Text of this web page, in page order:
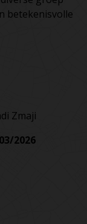
betekenisvolle
Zmaji
2026